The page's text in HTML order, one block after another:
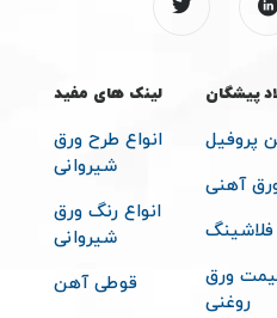
پیشگان
پروفیل
آهنی
ورق
روغنی
لینک های مفید
انواع طرح ورق
شیروانی
انواع رنگ ورق
شیروانی
قوطی آهن